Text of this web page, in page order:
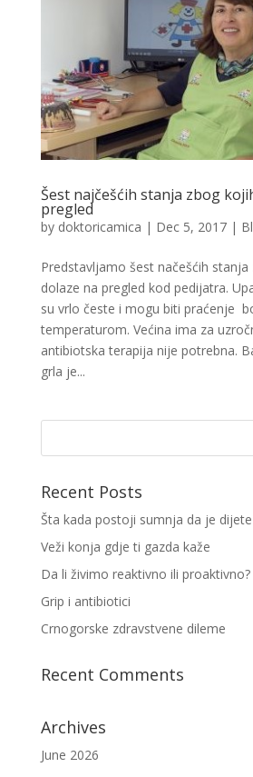
Šest najčešćih stanja zbog
pregled
by doktoricamica | Dec 5, 2017|
Predstavljamo šest načešćih
dolaze na pregled kod pedijatra.
su vrlo česte i mogu biti praćenje
temperaturom. Većina ima za
antibiotska terapija nije potrebna.
grla je...
Recent Posts
Šta kada postoji sumnja da je
Veži konja gdje ti gazda kaže
Da li živimo reaktivno ili proaktivno?
Grip i antibiotici
Crnogorske zdravstvene dileme
Recent Comments
Archives
June 2026